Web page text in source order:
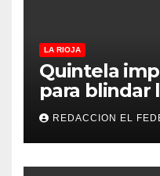
LA RIOJA
Quintela
para blindar
de La Rioja:
principales
REDACCION EL